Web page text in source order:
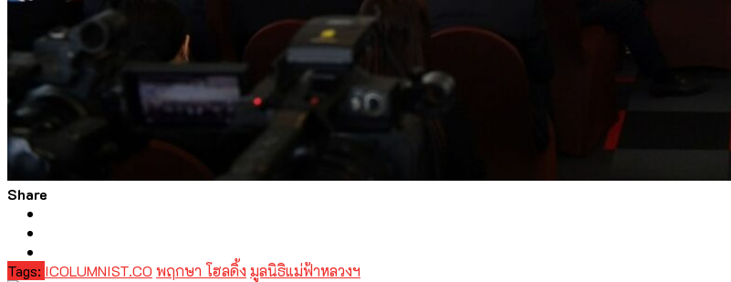
Share
Tags: ICOLUMNIST.CO พฤกษา โฮลดิ้ง มูลนิธิแม่ฟ้าหลวงฯ